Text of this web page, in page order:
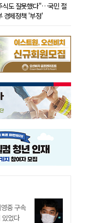
식도 잘못했다"…국민 절
경제정책 '부정'
중 구속
었다